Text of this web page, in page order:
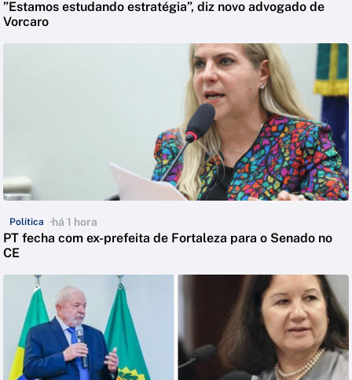
”Estamos estudando estratégia”, diz novo advogado de
Vorcaro
Política há 1 hora
PT fecha com ex-prefeita de Fortaleza para o Senado no
CE